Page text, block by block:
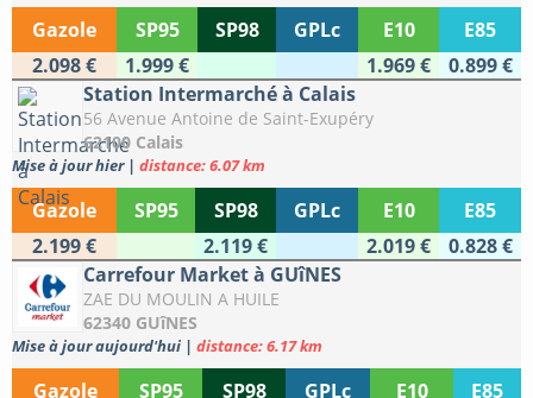
Gazole SP95 SP98 GPLc E10
E85
2.098 €
1.999 € 1.969 €
0.899 €
Station Intermarché à Calais
56 Avenue Antoine de Saint-Exupéry
62100 Calais
Mise à jour hier | distance: 6.07 km
Gazole SP95 SP98 GPLc E10
E85
2.199 €
2.119 € 2.019 €
0.828 €
Carrefour Market à GUîNES
ZAE DU MOULIN A HUILE
62340 GUîNES
Mise à jour aujourd'hui | distance: 6.17 km
Gazole SP95 SP98 GPLc E10
E85